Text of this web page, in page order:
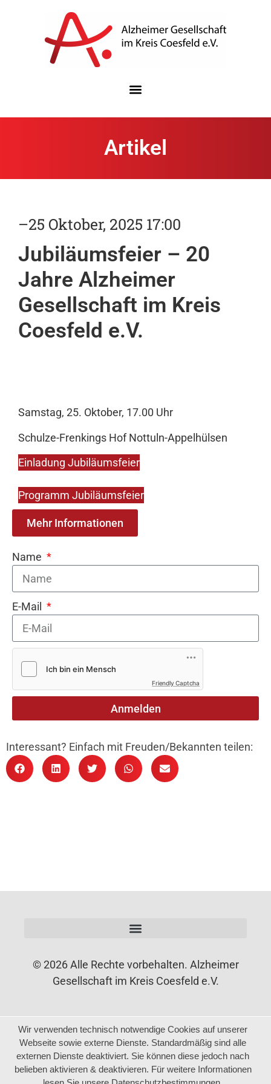
Artikel
–25 Oktober, 2025 17:00
Jubiläumsfeier – 20
Jahre Alzheimer
Gesellschaft im Kreis
Coesfeld e.V.
Samstag, 25. Oktober, 17.00 Uhr
Schulze-Frenkings Hof Nottuln-Appelhülsen
Einladung Jubiläumsfeier
Programm Jubiläumsfeier
Mehr Informationen
Name
E-Mail
Friendly Captcha
Anmelden
Interessant? Einfach mit Freuden/Bekannten teilen:
© 2026 Alle Rechte vorbehalten. Alzheimer
Gesellschaft im Kreis Coesfeld e.V.
Wir verwenden technisch notwendige Cookies auf unserer
Webseite sowie externe Dienste. Standardmäßig sind alle
externen Dienste deaktiviert. Sie können diese jedoch nach
belieben aktivieren & deaktivieren. Für weitere Informationen